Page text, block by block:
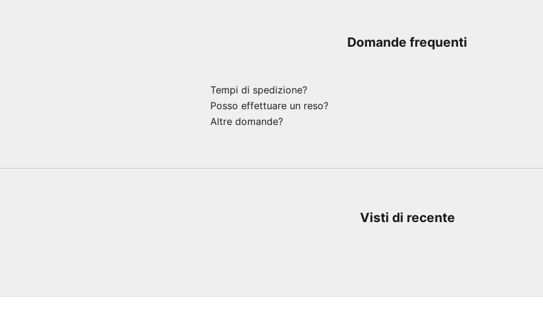
Domande frequenti
Tempi di spedizione?
Posso effettuare un reso?
Altre domande?
Visti di recente